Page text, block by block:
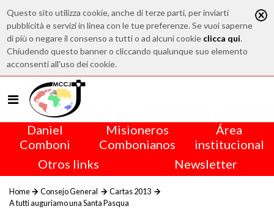
Questo sito utilizza cookie, anche di terze parti, per inviarti
pubblicità e servizi in linea con le tue preferenze. Se vuoi saperne
di più o negare il consenso a tutti o ad alcuni cookie clicca qui.
Chiudendo questo banner o cliccando qualunque suo elemento
acconsenti all'uso dei cookie.
Daniel
Comboni
Misioneros
Combonianos
Área
institucional
Otros links
Newsletter
Home Consejo General
Cartas 2013
A tutti auguriamo una Santa Pasqua